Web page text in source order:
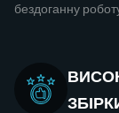
бездоганну